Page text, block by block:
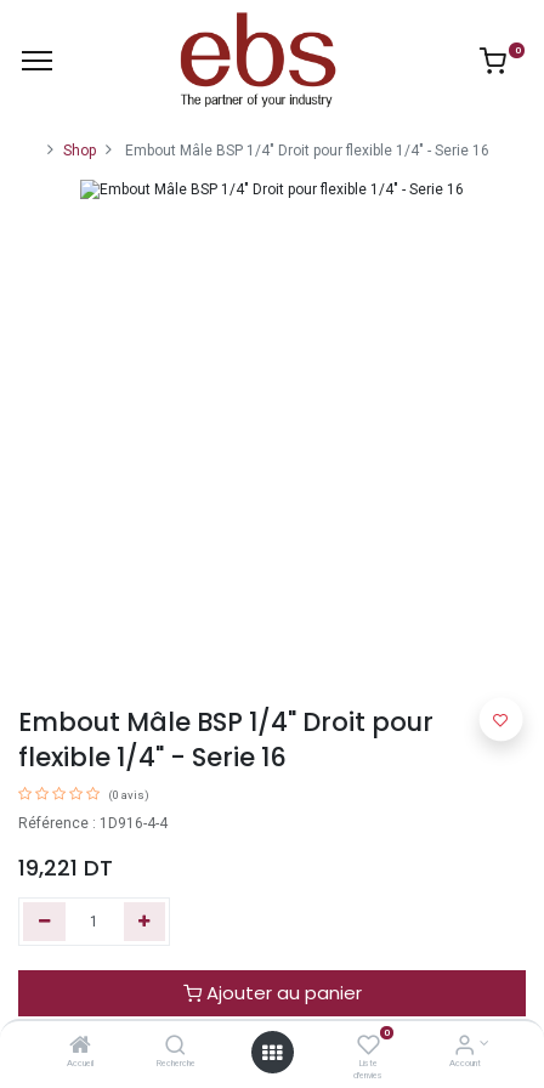
Accueil Recherche
0
Liste
d'envies
Account
0
Shop Embout Mâle BSP 1/4" Droit pour flexible 1/4" - Serie 16
Embout Mâle BSP 1/4" Droit pour
flexible 1/4" - Serie 16
(0 avis)
Référence : 1D916-4-4
19,221 DT
Ajouter au panier
Acheter maintenant